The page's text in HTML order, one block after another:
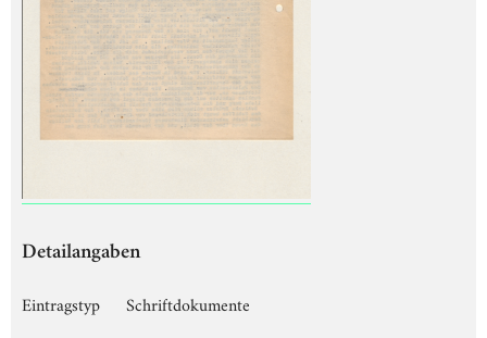
Detailangaben
Eintragstyp
Schriftdokumente